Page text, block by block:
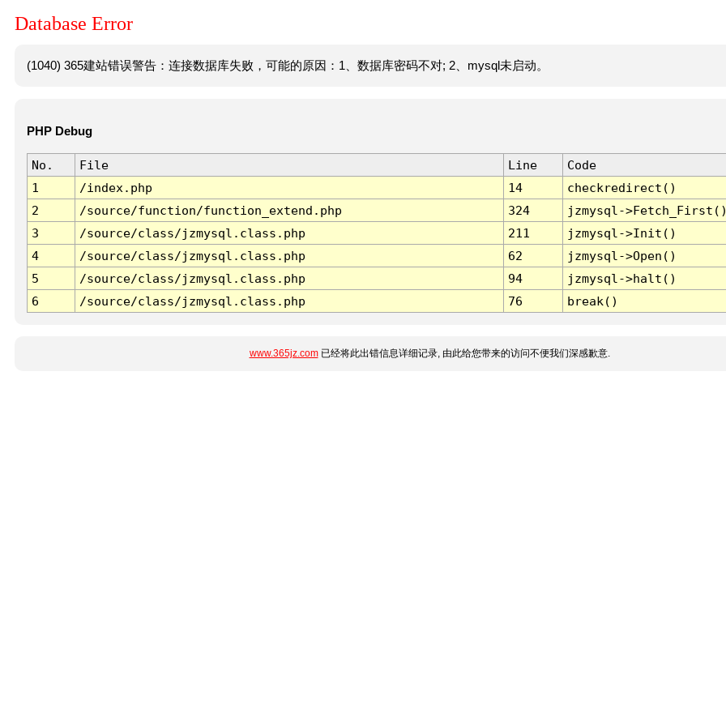
Database Error
(1040) 365建站错误警告：连接数据库失败，可能的原因：1、数据库密码不对; 2、mysql未启动。
PHP Debug
No. File Line
Code
1
/index.php 14
checkredirect()
2
/source/function/function_extend.php 324
jzmysql-
3
/source/class/jzmysql.class.php 211
jzmysql->Init()
4
/source/class/jzmysql.class.php 62
jzmysql->Open()
5
/source/class/jzmysql.class.php 94
jzmysql->halt()
6
/source/class/jzmysql.class.php 76 break()
www.365jz.com已经将此出错信息详细记录, 由此给您带来的访问不便我们深感歉意.